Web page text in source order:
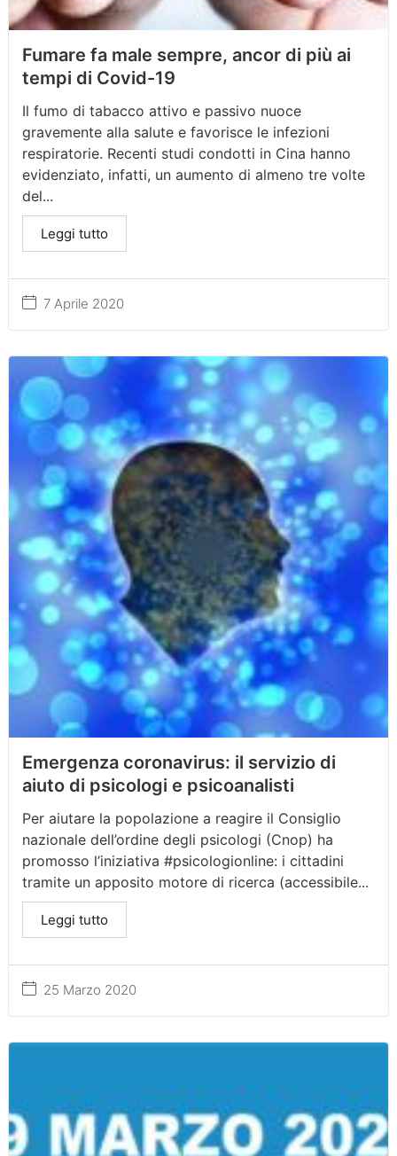
Fumare fa male sempre, ancor di più ai
tempi di Covid-19
7 Aprile 2020
Il fumo di tabacco attivo e passivo nuoce
gravemente alla salute e favorisce le infezioni
respiratorie. Recenti studi condotti in Cina hanno
evidenziato, infatti, un aumento di almeno tre volte
del...
Leggi tutto
Emergenza coronavirus: il servizio di
aiuto di psicologi e psicoanalisti
25 Marzo 2020
Per aiutare la popolazione a reagire il Consiglio
nazionale dell’ordine degli psicologi (Cnop) ha
promosso l’iniziativa #psicologionline: i cittadini
tramite un apposito motore di ricerca (accessibile...
Leggi tutto